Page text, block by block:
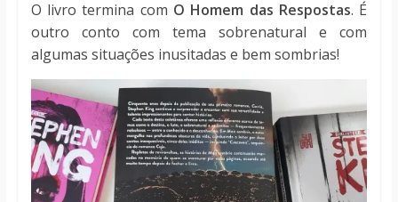
O livro termina com O Homem das Respostas. É
outro conto com tema sobrenatural e com
algumas situações inusitadas e bem sombrias!